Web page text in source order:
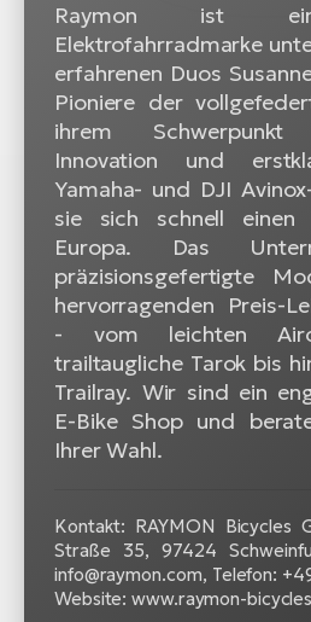
Raymon ist
Elektrofahrradmarke
erfahrenen Duos
Pioniere der
ihrem
Innovation und
Yamaha- und DJI
sie sich schnell einen
Europa. Das
präzisionsgefertigte
hervorragenden Preis-
- vom leichten
trailtaugliche Tarok bis
Trailray. Wir sind ein
E-Bike Shop und
Ihrer Wahl.
Kontakt: RAYMON Bicycles
Straße 35, 97424
info@raymon.com, Telefon:
Website: www.raymon-